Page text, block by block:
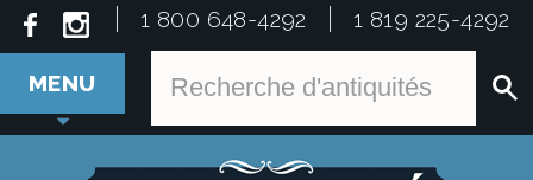
1 800 648-4292 1 819 225-4292
MENU